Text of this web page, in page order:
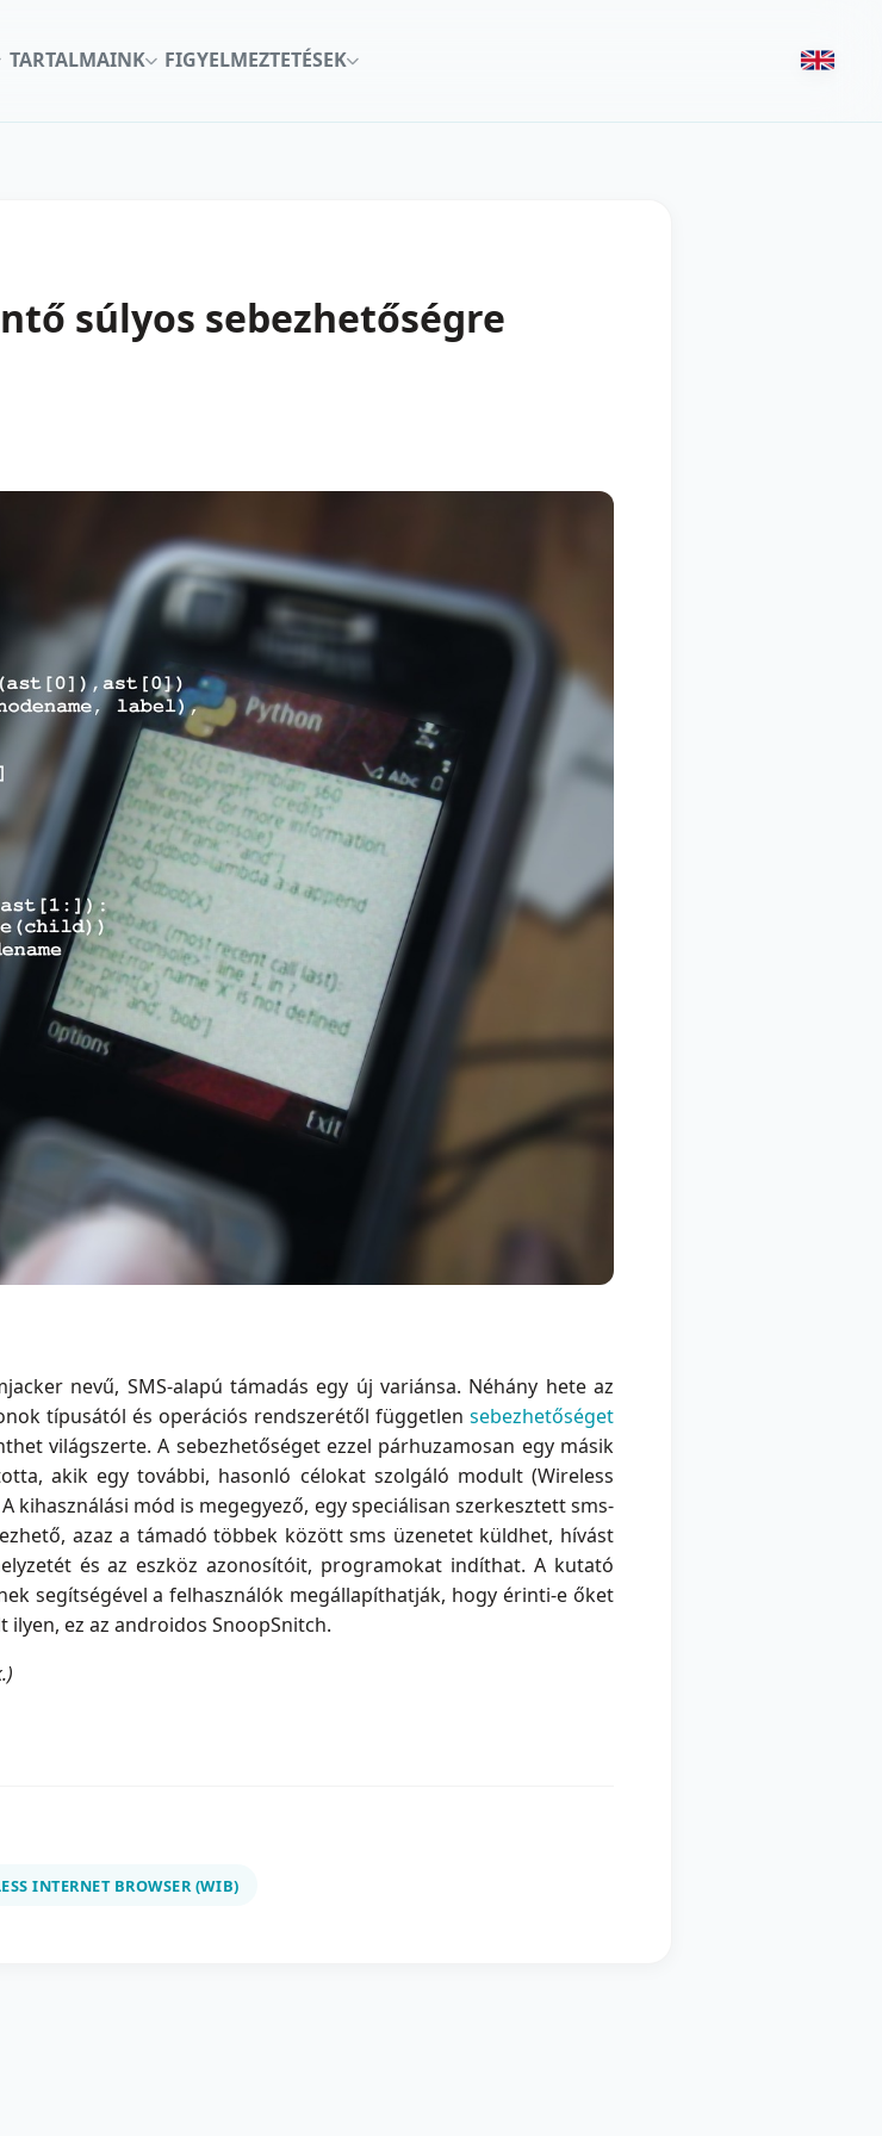
TARTALMAINK FIGYELMEZTETÉSEK
súlyos sebezhetőségre
nevű, SMS-alapú támadás egy új variánsa. Néhány hete az
típusától és operációs rendszerétől független sebezhetőséget
világszerte. A sebezhetőséget ezzel párhuzamosan egy másik
akik egy további, hasonló célokat szolgáló modult (Wireless
kihasználási mód is megegyező, egy speciálisan szerkesztett sms-
azaz a támadó többek között sms üzenetet küldhet, hívást
és az eszköz azonosítóit, programokat indíthat. A kutató
segítségével a felhasználók megállapíthatják, hogy érinti-e őket
ilyen, ez az androidos SnoopSnitch.
INTERNET BROWSER (WIB)